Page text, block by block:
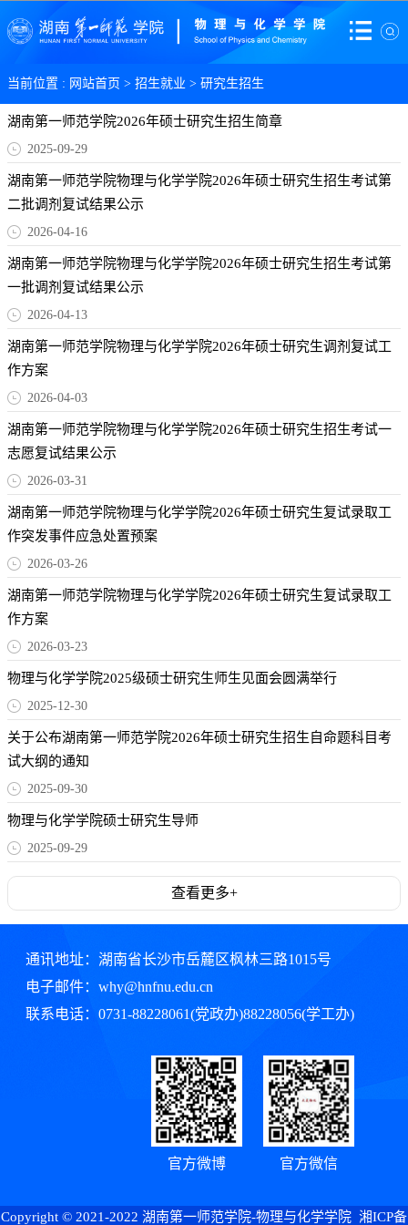
当前位置 : 网站首页 > 招生就业 > 研究生招生
湖南第一师范学院2026年硕士研究生招生简章
2025-09-29
湖南第一师范学院物理与化学学院2026年硕士研究生招生考试第
二批调剂复试结果公示
2026-04-16
湖南第一师范学院物理与化学学院2026年硕士研究生招生考试第
一批调剂复试结果公示
2026-04-13
湖南第一师范学院物理与化学学院2026年硕士研究生调剂复试工
作方案
2026-04-03
湖南第一师范学院物理与化学学院2026年硕士研究生招生考试一
志愿复试结果公示
2026-03-31
湖南第一师范学院物理与化学学院2026年硕士研究生复试录取工
作突发事件应急处置预案
2026-03-26
湖南第一师范学院物理与化学学院2026年硕士研究生复试录取工
作方案
2026-03-23
物理与化学学院2025级硕士研究生师生见面会圆满举行
2025-12-30
关于公布湖南第一师范学院2026年硕士研究生招生自命题科目考
试大纲的通知
2025-09-30
物理与化学学院硕士研究生导师
2025-09-29
查看更多+
通讯地址：湖南省长沙市岳麓区枫林三路1015号
电子邮件：why@hnfnu.edu.cn
联系电话：0731-88228061(党政办)88228056(学工办)
官方微博 官方微信
Copyright © 2021-2022 湖南第一师范学院-物理与化学学院 湘ICP备